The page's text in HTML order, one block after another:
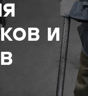
и